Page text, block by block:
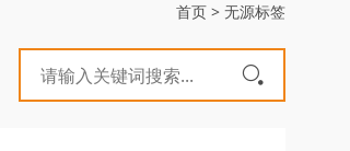
首页> 无源标签